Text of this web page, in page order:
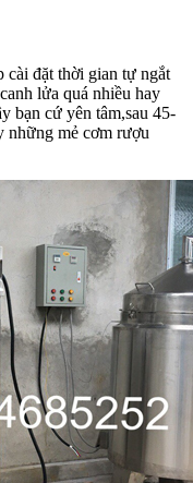
cài đặt thời gian tự ngắt
lửa quá nhiều hay
bạn cứ yên tâm,sau 45-
những mẻ cơm rượu